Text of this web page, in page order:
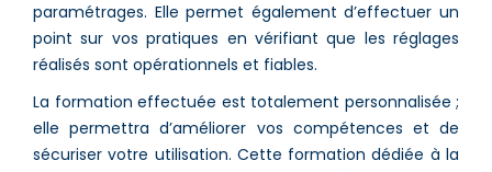
paramétrages. Elle permet également d’effectuer un
point sur vos pratiques en vérifiant que les réglages
réalisés sont opérationnels et fiables.
La formation effectuée est totalement personnalisée ;
elle permettra d’améliorer vos compétences et de
sécuriser votre utilisation. Cette formation dédiée à la